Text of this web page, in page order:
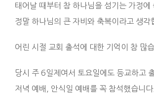
태어날 때부터 참 하나님을 섬기는 가정에
정말 하나님의 큰 자비와 축복이라고 생각
어린 시절 교회 출석에 대한 기억이 참 많
당시 주 6일제여서 토요일에도 등교하고
저녁 예배, 안식일 예배를 꼭 참석했습니다.